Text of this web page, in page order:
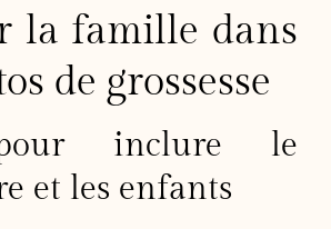
la famille dans
de grossesse
inclure le
et les enfants